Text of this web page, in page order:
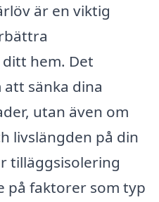
är en viktig
hem. Det
sänka dina
utan även om
livslängden på din
tilläggsisolering
på faktorer som typ